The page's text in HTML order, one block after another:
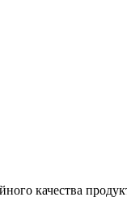
качества